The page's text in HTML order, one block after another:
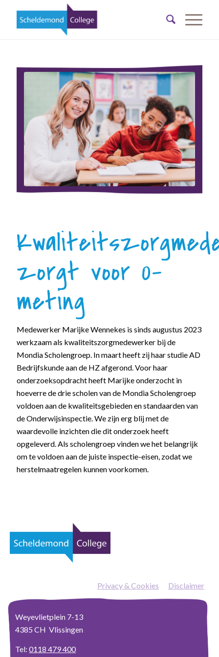
zorgt voor 0-
meting
Medewerker Marijke Wennekes is sinds augustus 2023
werkzaam als kwaliteitszorgmedewerker bij de
Mondia Scholengroep. In maart heeft zij haar studie AD
Bedrijfskunde aan de HZ afgerond. Voor haar
onderzoeksopdracht heeft Marijke onderzocht in
hoeverre de drie scholen van de Mondia Scholengroep
voldoen aan de kwaliteitsgebieden en standaarden van
de Onderwijsinspectie. We zijn erg blij met de
waardevolle inzichten die dit onderzoek heeft
opgeleverd. Als scholengroep vinden we het belangrijk
om te voldoen aan de juiste inspectie-eisen, zodat we
herstelmaatregelen kunnen voorkomen.
Privacy & Cookies Disclaimer
Weyevlietplein 7-13
4385 CH Vlissingen
Tel:0118 479 400